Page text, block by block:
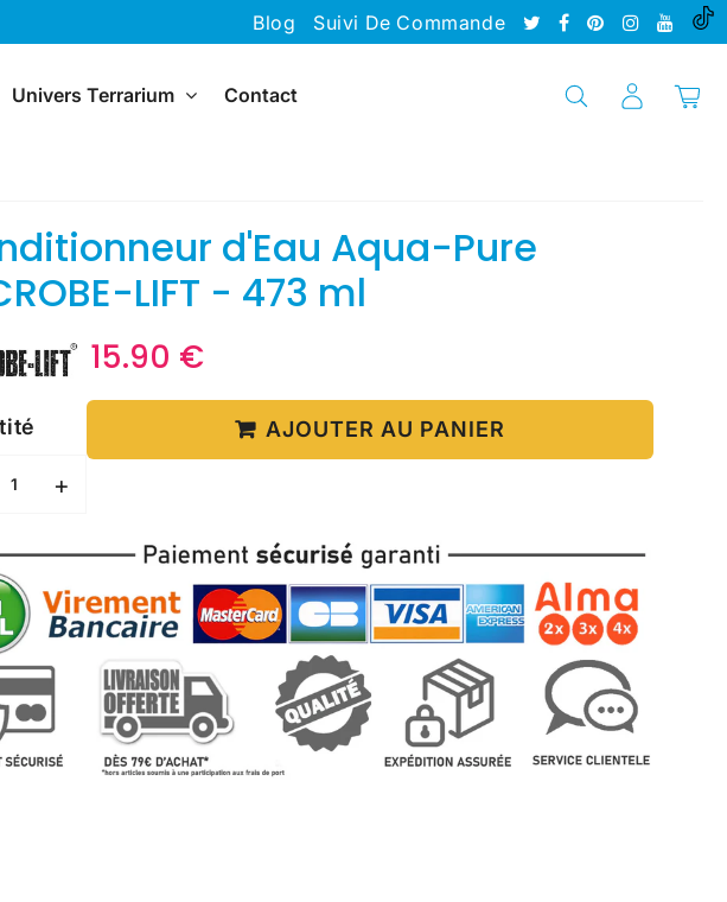
Blog Suivi De Commande
Univers Terrarium Contact
d'Eau Aqua-Pure
LIFT - 473 ml
15.90 €
€price
+
AJOUTER AU PANIER